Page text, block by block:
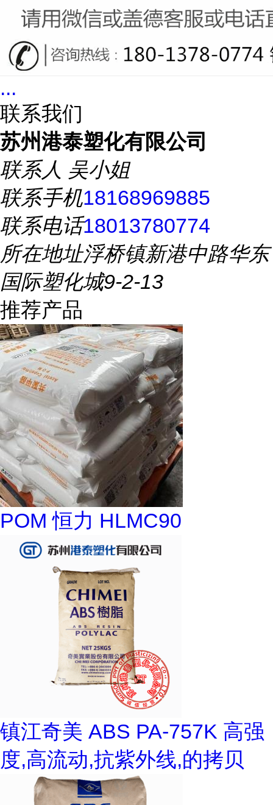
...
联系我们
苏州港泰塑化有限公司
联系人 吴小姐
联系手机18168969885
联系电话18013780774
所在地址浮桥镇新港中路华东
国际塑化城9-2-13
推荐产品
POM 恒力 HLMC90
镇江奇美 ABS PA-757K 高强
度,高流动,抗紫外线,的拷贝